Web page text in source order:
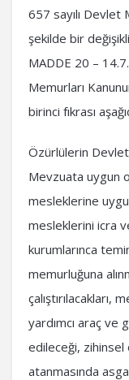
657 sayılı Devlet
şekilde bir
MADDE 20 –
Memurları
birinci fıkrası
Özürlülerin Devlet
Mevzuata uygun
mesleklerine
mesleklerini icra
kurumlarınca
memurluğuna
çalıştırılacakları,
yardımcı araç ve
edileceği,
atanmasında